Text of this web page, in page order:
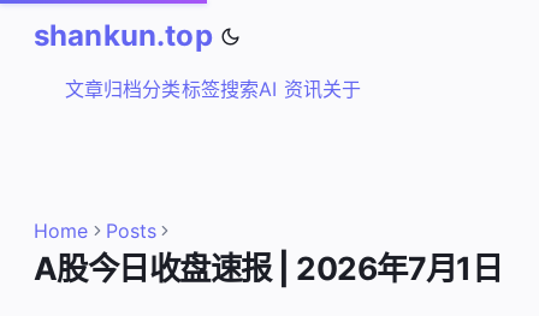
shankun.top
文章归档分类标签搜索AI 资讯关于
Home Posts
A股今日收盘速报 | 2026年7月1日